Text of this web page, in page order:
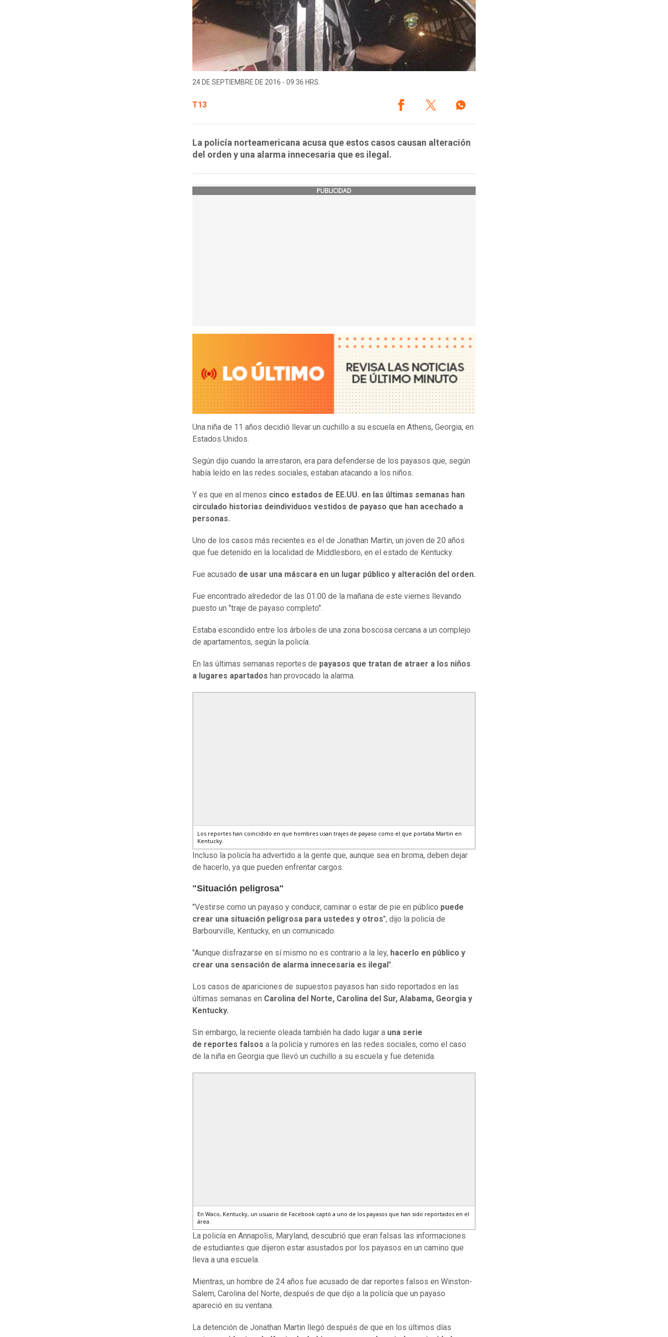
24 DE SEPTIEMBRE DE 2016 - 09:36 HRS.
T13
La policía norteamericana acusa que estos casos causan alteración
del orden y una alarma innecesaria que es ilegal.
PUBLICIDAD
Una niña de 11 años decidió llevar un cuchillo a su escuela en Athens, Georgia, en
Estados Unidos.
Según dijo cuando la arrestaron, era para defenderse de los payasos que, según
había leído en las redes sociales, estaban atacando a los niños.
Y es que en al menos cinco estados de EE.UU. en las últimas semanas han
circulado historias deindividuos vestidos de payaso que han acechado a
personas.
Uno de los casos más recientes es el de Jonathan Martin, un joven de 20 años
que fue detenido en la localidad de Middlesboro, en el estado de Kentucky.
Fue acusado de usar una máscara en un lugar público y alteración del orden.
Fue encontrado alrededor de las 01:00 de la mañana de este viernes llevando
puesto un "traje de payaso completo".
Estaba escondido entre los árboles de una zona boscosa cercana a un complejo
de apartamentos, según la policía.
En las últimas semanas reportes de payasos que tratan de atraer a los niños
a lugares apartados han provocado la alarma.
Los reportes han coincidido en que hombres usan trajes de payaso como el que portaba Martin en
Kentucky.
Incluso la policía ha advertido a la gente que, aunque sea en broma, deben dejar
de hacerlo, ya que pueden enfrentar cargos.
"Situación peligrosa"
"Vestirse como un payaso y conducir, caminar o estar de pie en público puede
crear una situación peligrosa para ustedes y otros", dijo la policía de
Barbourville, Kentucky, en un comunicado.
"Aunque disfrazarse en sí mismo no es contrario a la ley, hacerlo en público y
crear una sensación de alarma innecesaria es ilegal ".
Los casos de apariciones de supuestos payasos han sido reportados en las
últimas semanas en Carolina del Norte, Carolina del Sur, Alabama, Georgia y
Kentucky.
Sin embargo, la reciente oleada también ha dado lugar a una serie
de reportes falsos a la policía y rumores en las redes sociales, como el caso
de la niña en Georgia que llevó un cuchillo a su escuela y fue detenida.
En Waco, Kentucky, un usuario de Facebook captó a uno de los payasos que han sido reportados en el
área.
La policía en Annapolis, Maryland, descubrió que eran falsas las informaciones
de estudiantes que dijeron estar asustados por los payasos en un camino que
lleva a una escuela.
Mientras, un hombre de 24 años fue acusado de dar reportes falsos en Winston-
Salem, Carolina del Norte, después de que dijo a la policía que un payaso
apareció en su ventana.
La detención de Jonathan Martin llegó después de que en los últimos días